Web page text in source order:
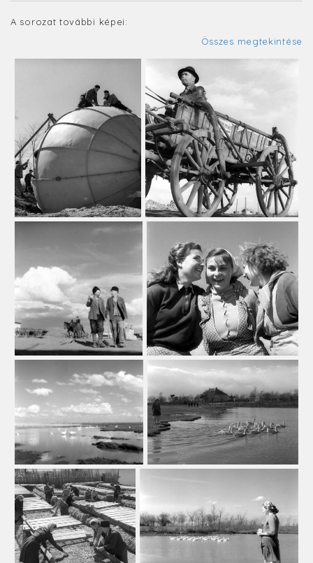
A sorozat további képei:
Összes megtekintése